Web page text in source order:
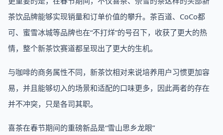
茶饮品牌能够实现销量和订单价值的攀升。茶百道、CoCo都
可、蜜雪冰城等品牌也在“不打烊”的号召下，收获了更大的热
情，整个新茶饮赛道都呈现出了更大的生机。
与咖啡的商务属性不同，新茶饮相对来说培养用户习惯更加容
易，并且能够切入的场景和适配的口味更多，因此两者的存在
并不冲突，只是各司其职。
喜茶在春节期间的重磅新品是“雪山思乡龙眼”